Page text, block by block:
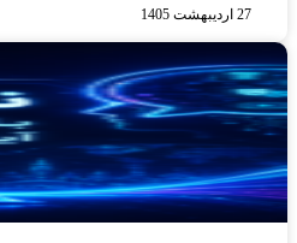
27 اردیبهشت 1405